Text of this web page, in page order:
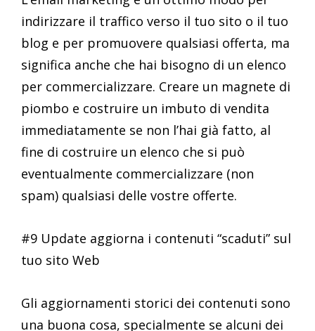
indirizzare il traffico verso il tuo sito o il tuo
blog e per promuovere qualsiasi offerta, ma
significa anche che hai bisogno di un elenco
per commercializzare. Creare un magnete di
piombo e costruire un imbuto di vendita
immediatamente se non l’hai già fatto, al
fine di costruire un elenco che si può
eventualmente commercializzare (non
spam) qualsiasi delle vostre offerte.
#9 Update aggiorna i contenuti “scaduti” sul
tuo sito Web
Gli aggiornamenti storici dei contenuti sono
una buona cosa, specialmente se alcuni dei